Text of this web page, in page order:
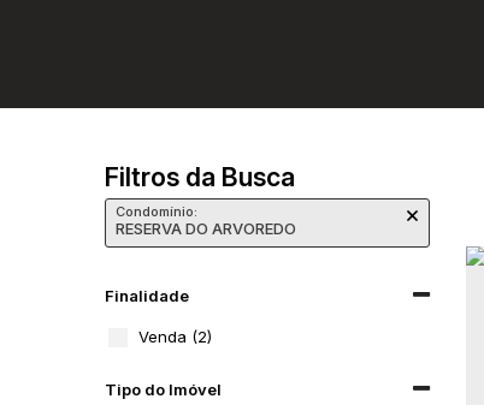
Filtros da Busca
Condomínio:
RESERVA DO ARVOREDO
Finalidade
Venda (2)
Tipo do Imóvel